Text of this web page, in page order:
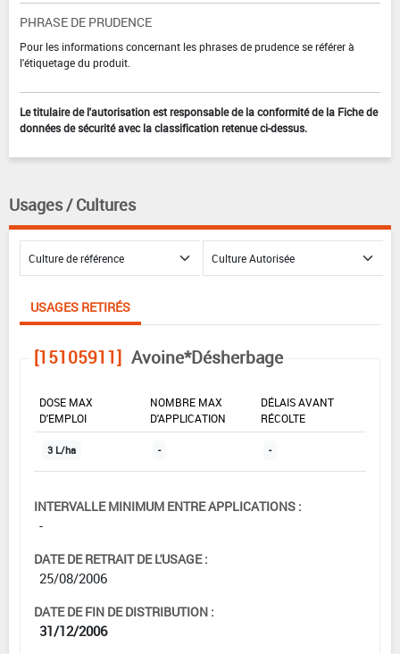
PHRASE DE PRUDENCE
Pour les informations concernant les phrases de prudence se référer à
l'étiquetage du produit.
Le titulaire de l'autorisation est responsable de la conformité de la Fiche de
données de sécurité avec la classification retenue ci-dessus.
Usages / Cultures
USAGES RETIRÉS
[15105911] Avoine*Désherbage
DOSE MAX
D'EMPLOI
NOMBRE MAX
D'APPLICATION
DÉLAIS AVANT
RÉCOLTE
3 L/ha - -
INTERVALLE MINIMUM ENTRE APPLICATIONS :
-
DATE DE RETRAIT DE L'USAGE :
25/08/2006
DATE DE FIN DE DISTRIBUTION :
31/12/2006